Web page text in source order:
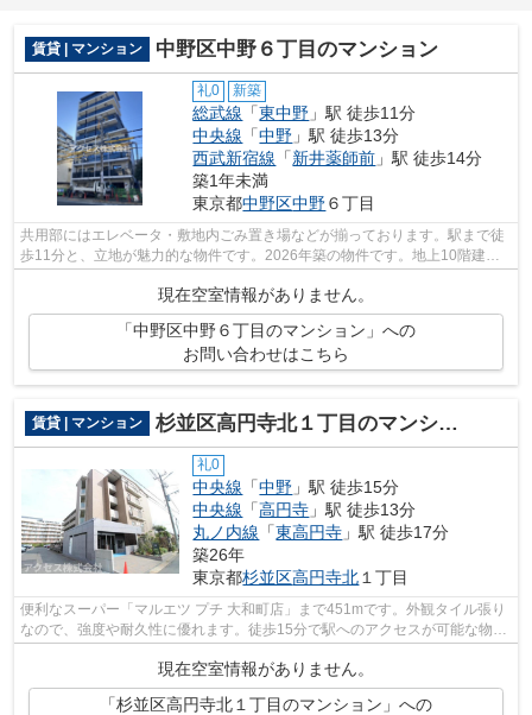
賃貸 | マンション 中野区中野６丁目のマンション
礼0 新築
総武線 「東中野 」駅 徒歩11分
中央線 「中野 」駅 徒歩13分
西武新宿線 「新井薬師前 」駅 徒歩14分
築1年未満
東京都中野区中野６丁目
共用部にはエレベータ・敷地内ごみ置き場などが揃っております。駅まで徒
歩11分と、立地が魅力的な物件です。2026年築の物件です。地上10階建て
現在空室情報がありません。
「中野区中野６丁目のマンション」への
お問い合わせはこちら
賃貸 | マンション 杉並区高円寺北１丁目のマンション
礼0
中央線 「中野 」駅 徒歩15分
中央線 「高円寺 」駅 徒歩13分
丸ノ内線 「東高円寺 」駅 徒歩17分
築26年
東京都杉並区高円寺北 １丁目
便利なスーパー「マルエツ プチ 大和町店」まで451mです。外観タイル張り
なので、強度や耐久性に優れます。徒歩15分で駅へのアクセスが可能な物件
です。クレジットカードで初期費用を...
現在空室情報がありません。
「杉並区高円寺北１丁目のマンション」への